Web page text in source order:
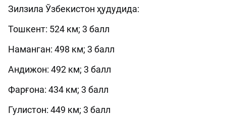
Зилзила Ўзбекистон ҳудудида:
Тошкент: 524 км; 3 балл
Наманган: 498 км; 3 балл
Андижон: 492 км; 3 балл
Фарғона: 434 км; 3 балл
Гулистон: 449 км; 3 балл